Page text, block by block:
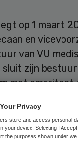
op 1 maart
en
van VU
sluit zijn
met emeritaat
valt samen met
van
bestuur. Ook
Privacy
store and access personal
your device. Selecting I
the purposes shown under